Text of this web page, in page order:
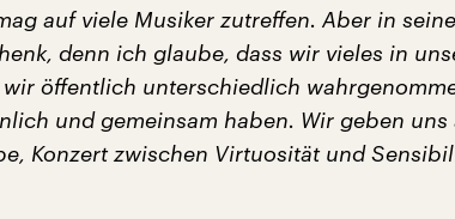
auf viele Musiker zutreffen. Aber in
denn ich glaube, dass wir vieles in
öffentlich unterschiedlich
und gemeinsam haben. Wir geben uns
Konzert zwischen Virtuosität und